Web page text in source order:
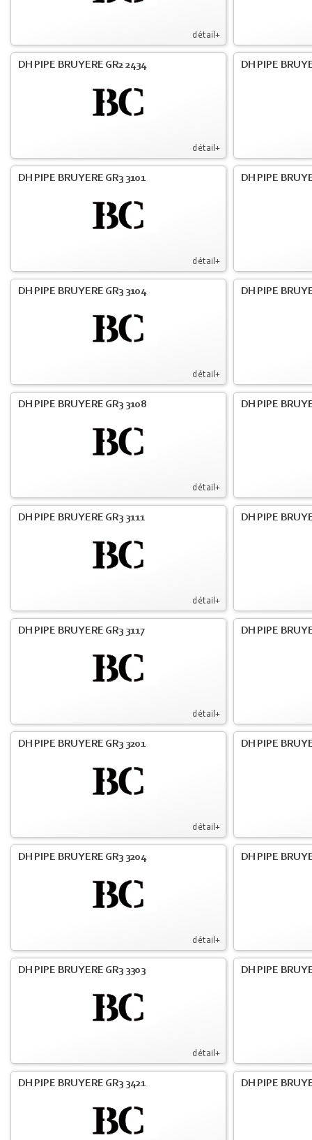
détail+
détail+
DH PIPE BRUYERE GR2 2434 DH PIPE
détail+
DH PIPE BRUYERE GR3 3101 DH PIPE
détail+
DH PIPE BRUYERE GR3 3104 DH PIPE
détail+
DH PIPE BRUYERE GR3 3108 DH PIPE
détail+
DH PIPE BRUYERE GR3 3111 DH PIPE
détail+
DH PIPE BRUYERE GR3 3117 DH PIPE
détail+
DH PIPE BRUYERE GR3 3201 DH PIPE
détail+
DH PIPE BRUYERE GR3 3204 DH PIPE
détail+
DH PIPE BRUYERE GR3 3303 DH PIPE
DH PIPE BRUYERE GR3 3421 DH PIPE